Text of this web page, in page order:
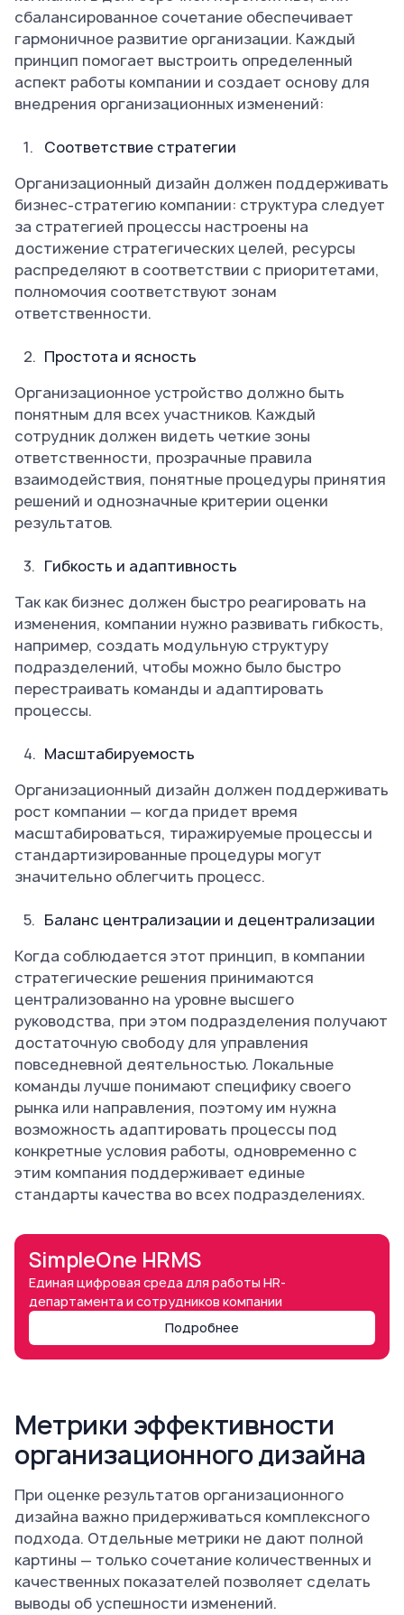
сбалансированное сочетание обеспечивает
гармоничное развитие организации. Каждый
принцип помогает выстроить определенный
аспект работы компании и создает основу для
внедрения организационных изменений:
Соответствие стратегии
Организационный дизайн должен поддерживать
бизнес-стратегию компании: структура следует
за стратегией процессы настроены на
достижение стратегических целей, ресурсы
распределяют в соответствии с приоритетами,
полномочия соответствуют зонам
ответственности.
Простота и ясность
Организационное устройство должно быть
понятным для всех участников. Каждый
сотрудник должен видеть четкие зоны
ответственности, прозрачные правила
взаимодействия, понятные процедуры принятия
решений и однозначные критерии оценки
результатов.
Гибкость и адаптивность
Так как бизнес должен быстро реагировать на
изменения, компании нужно развивать гибкость,
например, создать модульную структуру
подразделений, чтобы можно было быстро
перестраивать команды и адаптировать
процессы.
Масштабируемость
Организационный дизайн должен поддерживать
рост компании — когда придет время
масштабироваться, тиражируемые процессы и
стандартизированные процедуры могут
значительно облегчить процесс.
Баланс централизации и децентрализации
Когда соблюдается этот принцип, в компании
стратегические решения принимаются
централизованно на уровне высшего
руководства, при этом подразделения получают
достаточную свободу для управления
повседневной деятельностью. Локальные
команды лучше понимают специфику своего
рынка или направления, поэтому им нужна
возможность адаптировать процессы под
конкретные условия работы, одновременно с
этим компания поддерживает единые
стандарты качества во всех подразделениях.
SimpleOne HRMS
Единая цифровая среда для работы НR-
департамента и сотрудников компании
Подробнее
Метрики эффективности
организационного дизайна
При оценке результатов организационного
дизайна важно придерживаться комплексного
подхода. Отдельные метрики не дают полной
картины — только сочетание количественных и
качественных показателей позволяет сделать
выводы об успешности изменений.